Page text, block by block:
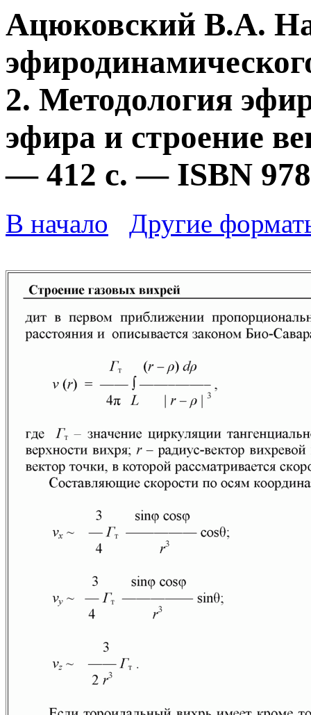
Ацюковский В.А.
2. Методология
эфира и строение
— 412 с. — ISBN
В начало Другие